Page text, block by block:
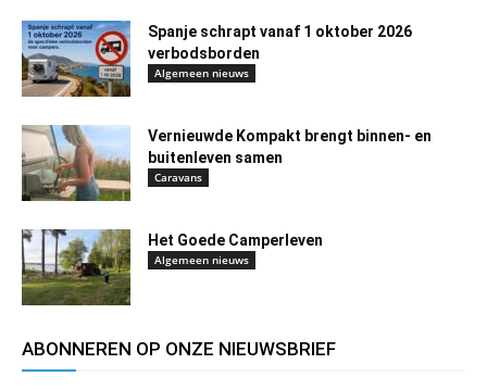
Spanje schrapt vanaf 1 oktober 2026
verbodsborden
Algemeen nieuws
Vernieuwde Kompakt brengt binnen- en
buitenleven samen
Caravans
Het Goede Camperleven
Algemeen nieuws
ABONNEREN OP ONZE NIEUWSBRIEF